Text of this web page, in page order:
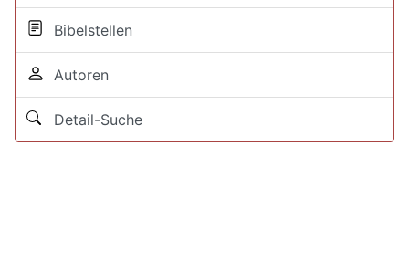
Bibelstellen
Autoren
Detail-Suche